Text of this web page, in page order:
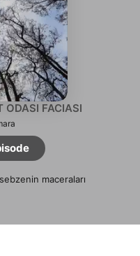
ODASI FACIASI
maceraları